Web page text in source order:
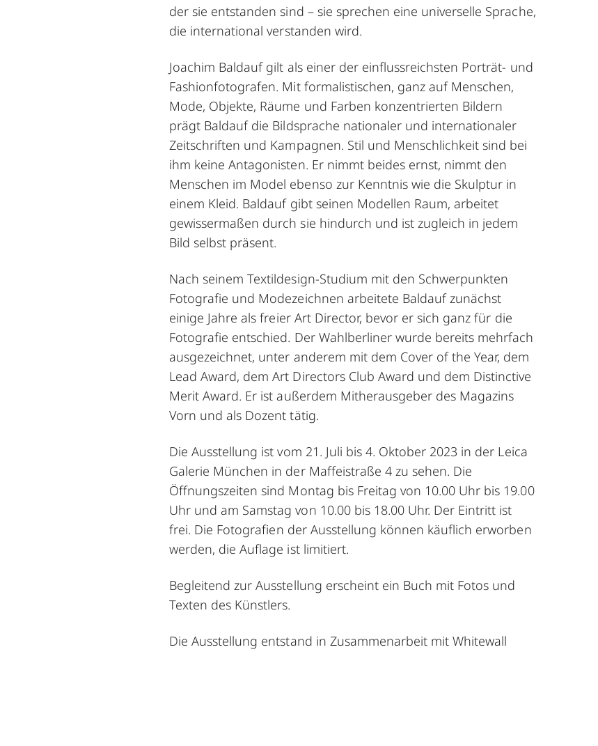
der sie entstanden sind – sie sprechen eine universelle Sprache,
die international verstanden wird.
Joachim Baldauf gilt als einer der einflussreichsten Porträt- und
Fashionfotografen. Mit formalistischen, ganz auf Menschen,
Mode, Objekte, Räume und Farben konzentrierten Bildern
prägt Baldauf die Bildsprache nationaler und internationaler
Zeitschriften und Kampagnen. Stil und Menschlichkeit sind bei
ihm keine Antagonisten. Er nimmt beides ernst, nimmt den
Menschen im Model ebenso zur Kenntnis wie die Skulptur in
einem Kleid. Baldauf gibt seinen Modellen Raum, arbeitet
gewissermaßen durch sie hindurch und ist zugleich in jedem
Bild selbst präsent.
Nach seinem Textildesign-Studium mit den Schwerpunkten
Fotografie und Modezeichnen arbeitete Baldauf zunächst
einige Jahre als freier Art Director, bevor er sich ganz für die
Fotografie entschied. Der Wahlberliner wurde bereits mehrfach
ausgezeichnet, unter anderem mit dem Cover of the Year, dem
Lead Award, dem Art Directors Club Award und dem Distinctive
Merit Award. Er ist außerdem Mitherausgeber des Magazins
Vorn und als Dozent tätig.
Die Ausstellung ist vom 21. Juli bis 4. Oktober 2023 in der Leica
Galerie München in der Maffeistraße 4 zu sehen. Die
Öffnungszeiten sind Montag bis Freitag von 10.00 Uhr bis 19.00
Uhr und am Samstag von 10.00 bis 18.00 Uhr. Der Eintritt ist
frei. Die Fotografien der Ausstellung können käuflich erworben
werden, die Auflage ist limitiert.
Begleitend zur Ausstellung erscheint ein Buch mit Fotos und
Texten des Künstlers.
Die Ausstellung entstand in Zusammenarbeit mitWhitewall